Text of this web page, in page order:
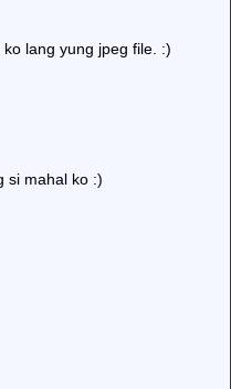
lang yung jpeg file. :)
si mahal ko :)